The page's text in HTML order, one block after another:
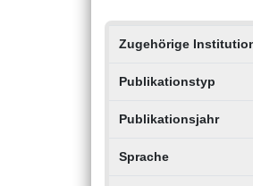
Zugehörige
Publikationstyp
Publikationsjahr
Sprache